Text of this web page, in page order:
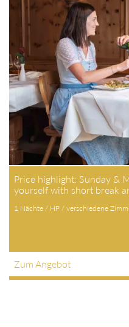
Price highlight: Sunday &
yourself with short break
1 Nächte / HP / verschiedene
Zum Angebot